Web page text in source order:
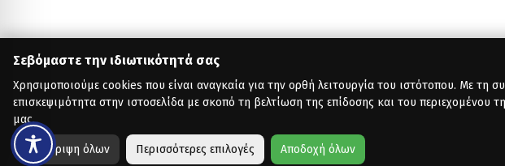
Σεβόμαστε την ιδιωτικότητά σας
Χρησιμοποιούμε cookies που είναι αναγκαία για την ορθή λειτουργία του ιστότοπου. Με τη
επισκεψιμότητα στην ιστοσελίδα με σκοπό τη βελτίωση της επίδοσης και του
μας.
Απόρριψη όλων Περισσότερες επιλογές Αποδοχή όλων